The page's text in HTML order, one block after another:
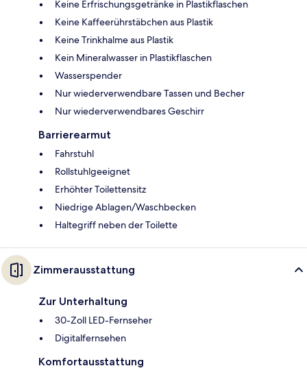
Keine Erfrischungsgetränke in Plastikflaschen
Keine Kaffeerührstäbchen aus Plastik
Keine Trinkhalme aus Plastik
Kein Mineralwasser in Plastikflaschen
Wasserspender
Nur wiederverwendbare Tassen und Becher
Nur wiederverwendbares Geschirr
Barrierearmut
Fahrstuhl
Rollstuhlgeeignet
Erhöhter Toilettensitz
Niedrige Ablagen/Waschbecken
Haltegriff neben der Toilette
Zimmerausstattung
Zur Unterhaltung
30-Zoll LED-Fernseher
Digitalfernsehen
Komfortausstattung